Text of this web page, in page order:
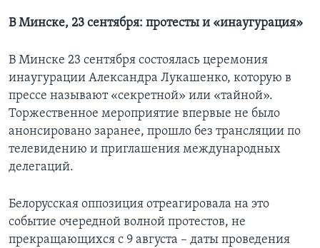
В Минске, 23 сентября: протесты и «инаугурация»
В Минске 23 сентября состоялась церемония
инаугурации Александра Лукашенко, которую в
прессе называют «секретной» или «тайной».
Торжественное мероприятие впервые не было
анонсировано заранее, прошло без трансляции по
телевидению и приглашения международных
делегаций.
Белорусская оппозиция отреагировала на это
событие очередной волной протестов, не
прекращающихся с 9 августа – даты проведения